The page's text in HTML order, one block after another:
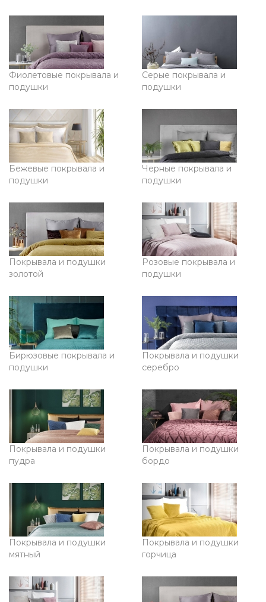
Фиолетовые покрывала и
подушки
Серые покрывала и
подушки
Бежевые покрывала и
подушки
Черные покрывала и
подушки
Покрывала и подушки
золотой
Розовые покрывала и
подушки
Бирюзовые покрывала и
подушки
Покрывала и подушки
серебро
Покрывала и подушки
пудра
Покрывала и подушки
бордо
Покрывала и подушки
мятный
Покрывала и подушки
горчица